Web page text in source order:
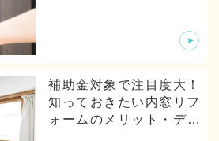
補助金対象で注目度大！
知っておきたい内窓リフ
ォームのメリット・デメ